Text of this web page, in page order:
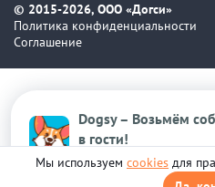
Dogsy – Возьмём
в гости!
Бесплатно в Google Play
© 2015-2026, ООО «Догси»
Политика конфиденциальности
Соглашение
Мы используем cookies для